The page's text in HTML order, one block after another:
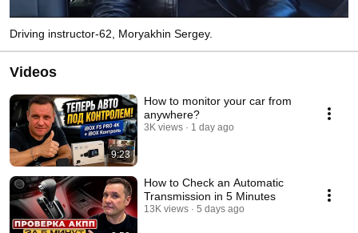
Driving instructor-62, Moryakhin Sergey.
Videos
9:23
How to monitor your car from
anywhere?
3K views 1 day ago
How to Check an Automatic
Transmission in 5 Minutes
13K views 5 days ago